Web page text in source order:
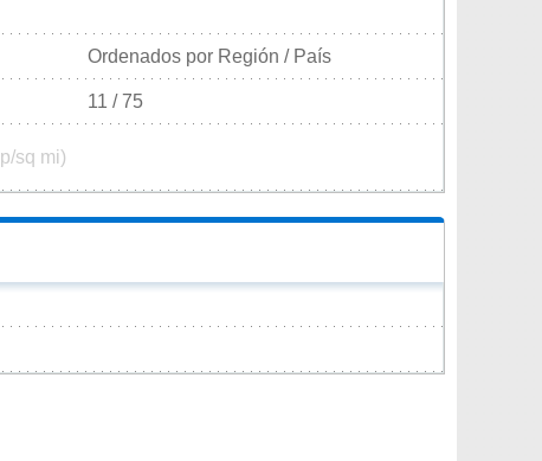
Ordenados por Región / País
11 / 75
sq mi)